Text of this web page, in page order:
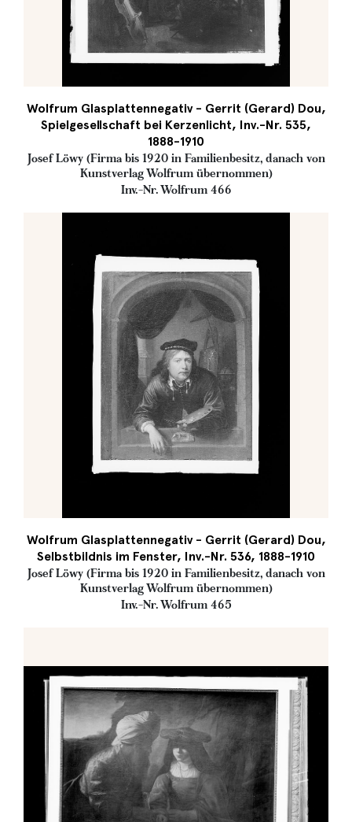
Wolfrum Glasplattennegativ - Gerrit (Gerard) Dou,
Spielgesellschaft bei Kerzenlicht, Inv.-Nr. 535,
1888-1910
Josef Löwy (Firma bis 1920 in Familienbesitz, danach von
Kunstverlag Wolfrum übernommen)
Inv.-Nr. Wolfrum 466
Wolfrum Glasplattennegativ - Gerrit (Gerard) Dou,
Selbstbildnis im Fenster, Inv.-Nr. 536, 1888-1910
Josef Löwy (Firma bis 1920 in Familienbesitz, danach von
Kunstverlag Wolfrum übernommen)
Inv.-Nr. Wolfrum 465